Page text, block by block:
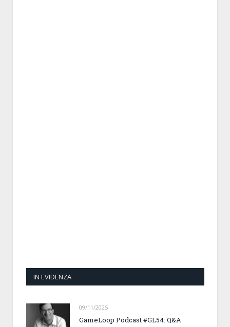
IN EVIDENZA
09/11/2025
GameLoop Podcast #GL54: Q&A